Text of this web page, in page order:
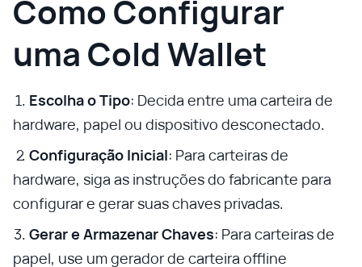
Como Configurar
uma Cold Wallet
Escolha o Tipo: Decida entre uma carteira de
hardware, papel ou dispositivo desconectado.
Configuração Inicial: Para carteiras de
hardware, siga as instruções do fabricante para
configurar e gerar suas chaves privadas.
Gerar e Armazenar Chaves: Para carteiras de
papel, use um gerador de carteira offline